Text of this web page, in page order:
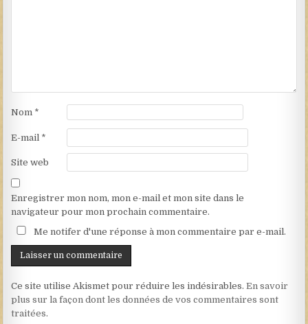
Nom *
E-mail *
Site web
Enregistrer mon nom, mon e-mail et mon site dans le
navigateur pour mon prochain commentaire.
Me notifer d'une réponse à mon commentaire par e-mail.
Ce site utilise Akismet pour réduire les indésirables.En savoir
plus sur la façon dont les données de vos commentaires sont
traitées.